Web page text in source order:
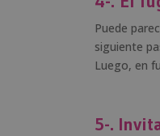
Puede
siguiente
Luego, en
5-.